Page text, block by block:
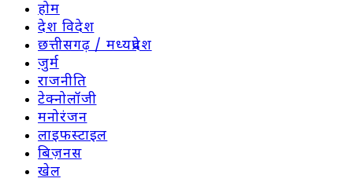
होम
देश विदेश
छत्तीसगढ़ / मध्यप्रदेश
जुर्म
राजनीति
टेक्नोलॉजी
मनोरंजन
लाइफस्टाइल
बिज़नस
खेल